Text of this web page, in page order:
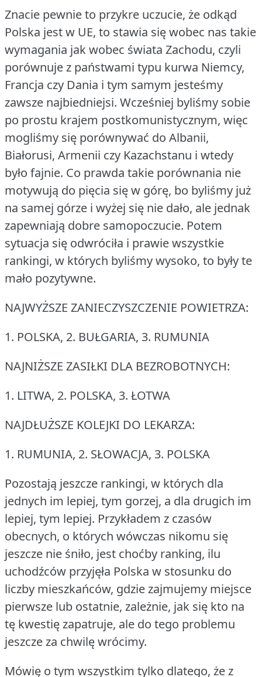
Znacie pewnie to przykre uczucie, że odkąd
Polska jest w UE, to stawia się wobec nas takie
wymagania jak wobec świata Zachodu, czyli
porównuje z państwami typu kurwa Niemcy,
Francja czy Dania i tym samym jesteśmy
zawsze najbiedniejsi. Wcześniej byliśmy sobie
po prostu krajem postkomunistycznym, więc
mogliśmy się porównywać do Albanii,
Białorusi, Armenii czy Kazachstanu i wtedy
było fajnie. Co prawda takie porównania nie
motywują do pięcia się w górę, bo byliśmy już
na samej górze i wyżej się nie dało, ale jednak
zapewniają dobre samopoczucie. Potem
sytuacja się odwróciła i prawie wszystkie
rankingi, w których byliśmy wysoko, to były te
mało pozytywne.
NAJWYŻSZE ZANIECZYSZCZENIE POWIETRZA:
1. POLSKA, 2. BUŁGARIA, 3. RUMUNIA
NAJNIŻSZE ZASIŁKI DLA BEZROBOTNYCH:
1. LITWA, 2. POLSKA, 3. ŁOTWA
NAJDŁUŻSZE KOLEJKI DO LEKARZA:
1. RUMUNIA, 2. SŁOWACJA, 3. POLSKA
Pozostają jeszcze rankingi, w których dla
jednych im lepiej, tym gorzej, a dla drugich im
lepiej, tym lepiej. Przykładem z czasów
obecnych, o których wówczas nikomu się
jeszcze nie śniło, jest choćby ranking, ilu
uchodźców przyjęła Polska w stosunku do
liczby mieszkańców, gdzie zajmujemy miejsce
pierwsze lub ostatnie, zależnie, jak się kto na
tę kwestię zapatruje, ale do tego problemu
jeszcze za chwilę wrócimy.
Mówię o tym wszystkim tylko dlatego, że z